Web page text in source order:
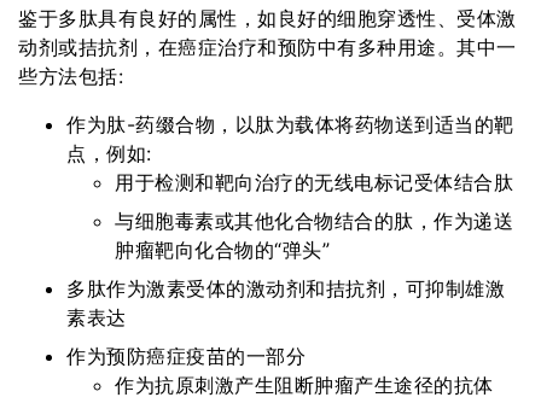
鉴于多肽具有良好的属性，如良好的细胞穿透性、受体激
动剂或拮抗剂，在癌症治疗和预防中有多种用途。其中一
些方法包括:
作为肽-药缀合物，以肽为载体将药物送到适当的靶
点，例如:
用于检测和靶向治疗的无线电标记受体结合肽
与细胞毒素或其他化合物结合的肽，作为递送
肿瘤靶向化合物的“弹头”
多肽作为激素受体的激动剂和拮抗剂，可抑制雄激
素表达
作为预防癌症疫苗的一部分
作为抗原刺激产生阻断肿瘤产生途径的抗体